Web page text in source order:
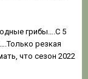
грибы….С 5
резкая
что сезон 2022